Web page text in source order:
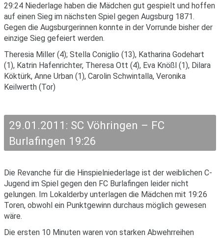
29:24 Niederlage haben die Mädchen gut gespielt und hoffen
auf einen Sieg im nächsten Spiel gegen Augsburg 1871.
Gegen die Augsburgerinnen konnte in der Vorrunde bisher der
einzige Sieg gefeiert werden.
Theresia Miller (4); Stella Coniglio (13), Katharina Godehart
(1), Katrin Hafenrichter, Theresa Ott (4), Eva Knößl (1), Dilara
Köktürk, Anne Urban (1), Carolin Schwintalla, Veronika
Keilwerth (Tor)
29.01.2011: SC Vöhringen – FC
Burlafingen 19:26
Die Revanche für die Hinspielniederlage ist der weiblichen C-
Jugend im Spiel gegen den FC Burlafingen leider nicht
gelungen. Im Lokalderby unterlagen die Mädchen mit 19:26
Toren, obwohl ein Punktgewinn durchaus möglich gewesen
wäre.
Die ersten 10 Minuten waren von starken Abwehrreihen